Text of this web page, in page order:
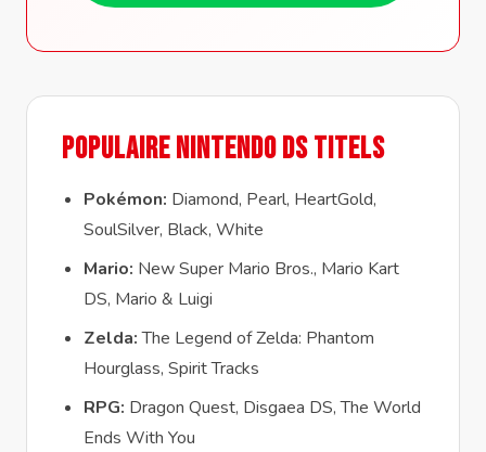
Populaire Nintendo DS Titels
Pokémon: Diamond, Pearl, HeartGold,
SoulSilver, Black, White
Mario: New Super Mario Bros., Mario Kart
DS, Mario & Luigi
Zelda:The Legend of Zelda: Phantom
Hourglass, Spirit Tracks
RPG: Dragon Quest, Disgaea DS, The World
Ends With You